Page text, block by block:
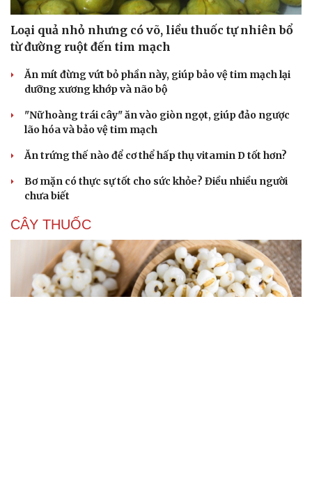
Loại quả nhỏ nhưng có võ, liều thuốc tự nhiên bổ
từ đường ruột đến tim mạch
Ăn mít đừng vứt bỏ phần này, giúp bảo vệ tim mạch lại
dưỡng xương khớp và não bộ
"Nữ hoàng trái cây" ăn vào giòn ngọt, giúp đảo ngược
lão hóa và bảo vệ tim mạch
Ăn trứng thế nào để cơ thể hấp thụ vitamin D tốt hơn?
Bơ mặn có thực sự tốt cho sức khỏe? Điều nhiều người
chưa biết
CÂY THUỐC